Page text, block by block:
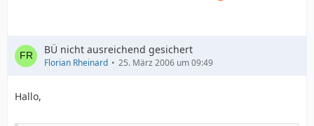
BÜ nicht ausreichend gesichert
Florian Rheinard 25. März 2006 um 09:49
Hallo,